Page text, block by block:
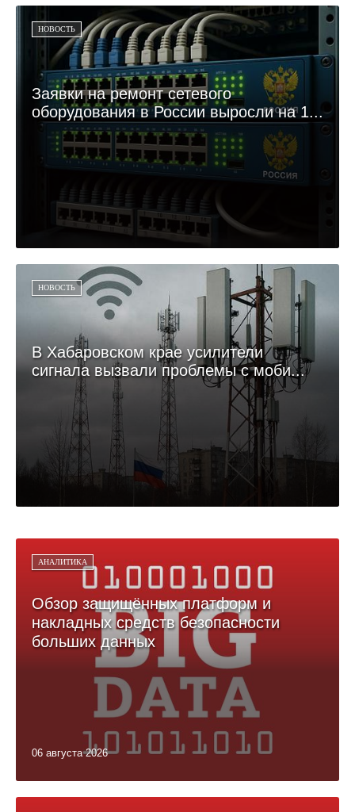
НОВОСТЬ
Заявки на ремонт сетевого
оборудования в России выросли на 1...
НОВОСТЬ
В Хабаровском крае усилители
сигнала вызвали проблемы с моби...
АНАЛИТИКА
Обзор защищённых платформ и
накладных средств безопасности
больших данных
06 августа 2026